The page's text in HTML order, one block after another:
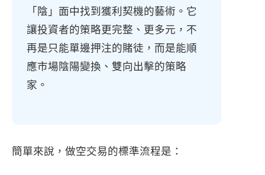
「陰」面中找到獲利契機的藝術。它
讓投資者的策略更完整、更多元，不
再是只能單邊押注的賭徒，而是能順
應市場陰陽變換、雙向出擊的策略
家。
簡單來說，做空交易的標準流程是：